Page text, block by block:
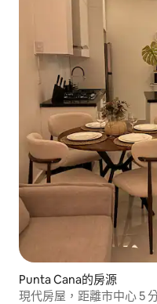
Punta Cana的房源
現代房屋，距離市中心 5